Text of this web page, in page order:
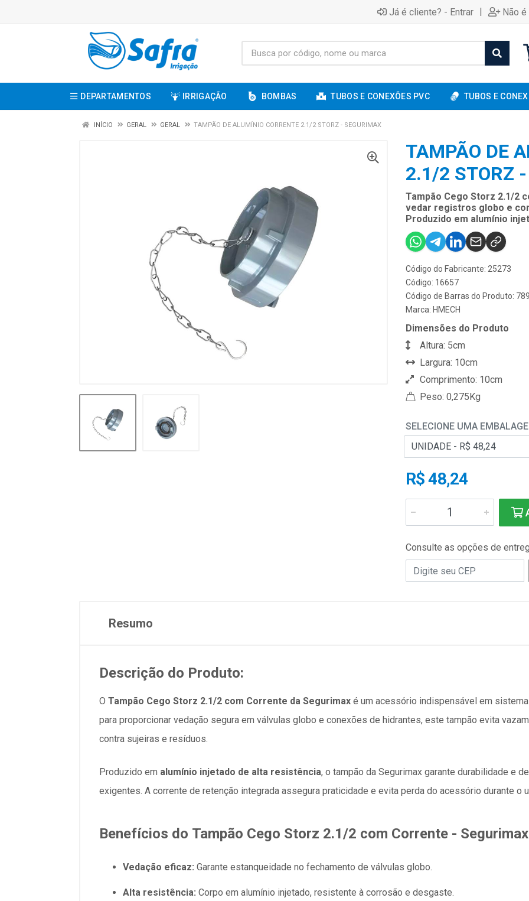
Já é cliente? - Entrar | Não
DEPARTAMENTOS IRRIGAÇÃO BOMBAS TUBOS E CONEXÕES PVC TUBOS E
INÍCIO GERAL GERAL TAMPÃO DE ALUMÍNIO CORRENTE 2.1/2 STORZ - SEGURIMAX
TAMPÃO DE
2.1/2 STORZ
Tampão Cego Storz 2.1/2
vedar registros globo e
Produzido em alumínio
Código do Fabricante: 25273
Código: 16657
Código de Barras do Produto:
Marca: HMECH
Dimensões do Produto
Altura: 5cm
Largura: 10cm
Comprimento: 10cm
Peso: 0,275Kg
SELECIONE UMA
R$ 48,24
Consulte as opções de
Resumo
Descrição do Produto:
O Tampão Cego Storz 2.1/2 com Corrente da Segurimax é um acessório indispensável em
para proporcionar vedação segura em válvulas globo e conexões de hidrantes, este tampão evita
contra sujeiras e resíduos.
Produzido em alumínio injetado de alta resistência, o tampão da Segurimax garante durabilidade e
exigentes. A corrente de retenção integrada assegura praticidade e evita perda do acessório durante o
Benefícios do Tampão Cego Storz 2.1/2 com Corrente -
Vedação eficaz: Garante estanqueidade no fechamento de válvulas globo.
Alta resistência: Corpo em alumínio injetado, resistente à corrosão e desgaste.